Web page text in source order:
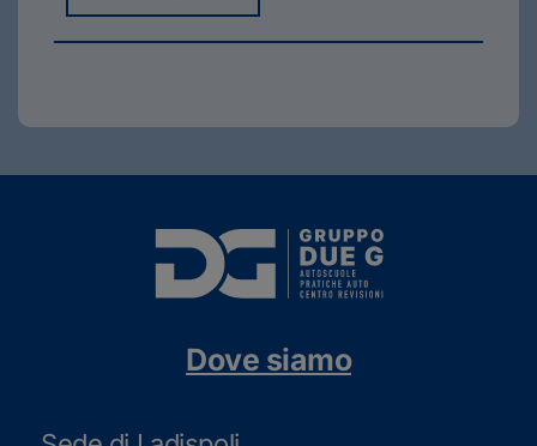
Dove siamo